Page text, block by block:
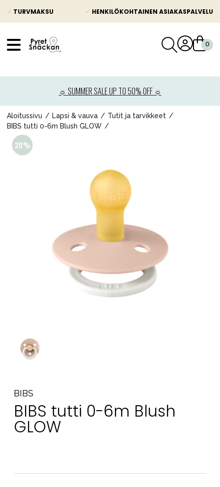
✓ TURVMAKSU ✓ HENKILÖKOHTAINEN ASIAKASPALVELU
☼ SUMMER SALE UP TO 50% OFF ☼
Aloitussivu Lapsi & vauva
Tutit ja tarvikkeet
BIBS tutti 0-6m Blush GLOW
BIBS
BIBS tutti 0-6m Blush
GLOW
Lastenvaunut
Lasten turvaistuimet
Lelut ja pelit
Äiti & Isä
Huonekalut & vuodevaatteet
Tarvikkeet
Varaosat
Lahjavinkkejä
Suosikit
Myymälämme